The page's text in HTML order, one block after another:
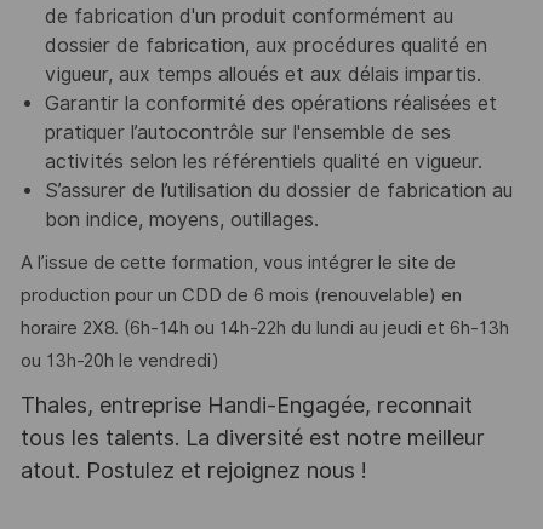
de fabrication d'un produit conformément au
dossier de fabrication, aux procédures qualité en
vigueur, aux temps alloués et aux délais impartis.
Garantir la conformité des opérations réalisées et
pratiquer l’autocontrôle sur l'ensemble de ses
activités selon les référentiels qualité en vigueur.
S’assurer de l’utilisation du dossier de fabrication au
bon indice, moyens, outillages.
A l’issue de cette formation, vous intégrer le site de
production pour un CDD de 6 mois (renouvelable) en
horaire 2X8. (6h-14h ou 14h-22h du lundi au jeudi et 6h-13h
ou 13h-20h le vendredi)
Thales, entreprise Handi-Engagée, reconnait
tous les talents. La diversité est notre meilleur
atout. Postulez et rejoignez nous !